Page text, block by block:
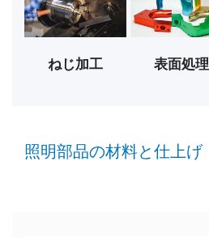
ねじ加工 表面処理
照明部品の材料と仕上げ